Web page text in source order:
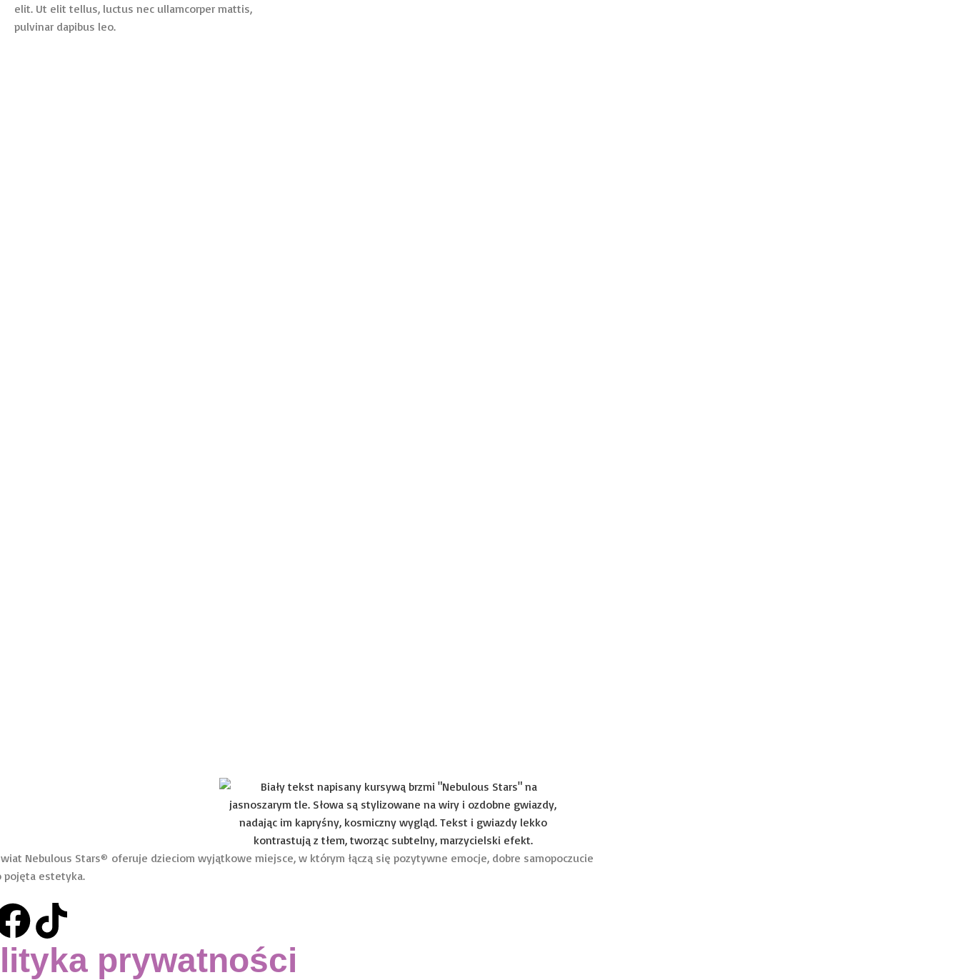
elit. Ut elit tellus, luctus nec ullamcorper mattis,
pulvinar dapibus leo.
Nebulous Stars® oferuje dzieciom wyjątkowe miejsce, w którym łączą się pozytywne emocje, dobre samopoczucie
pojęta estetyka.
prywatności